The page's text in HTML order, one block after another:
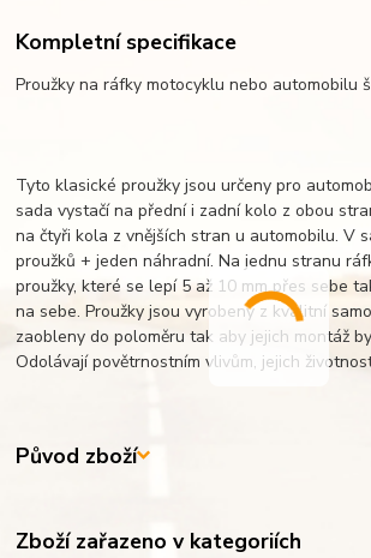
Kompletní specifikace
Proužky na ráfky motocyklu nebo automobilu
Tyto klasické proužky jsou určeny pro
sada vystačí na přední i zadní kolo z obou
na čtyři kola z vnějších stran u automobilu. V
proužků + jeden náhradní. Na jednu stranu
proužky, které se lepí 5 až 10 mm přes sebe
na sebe. Proužky jsou vyrobeny z kvalitní
zaobleny do poloměru tak aby jejich montáž
Odolávají povětrnostním vlivům, jejich
Původ zboží
Zboží zařazeno v kategoriích